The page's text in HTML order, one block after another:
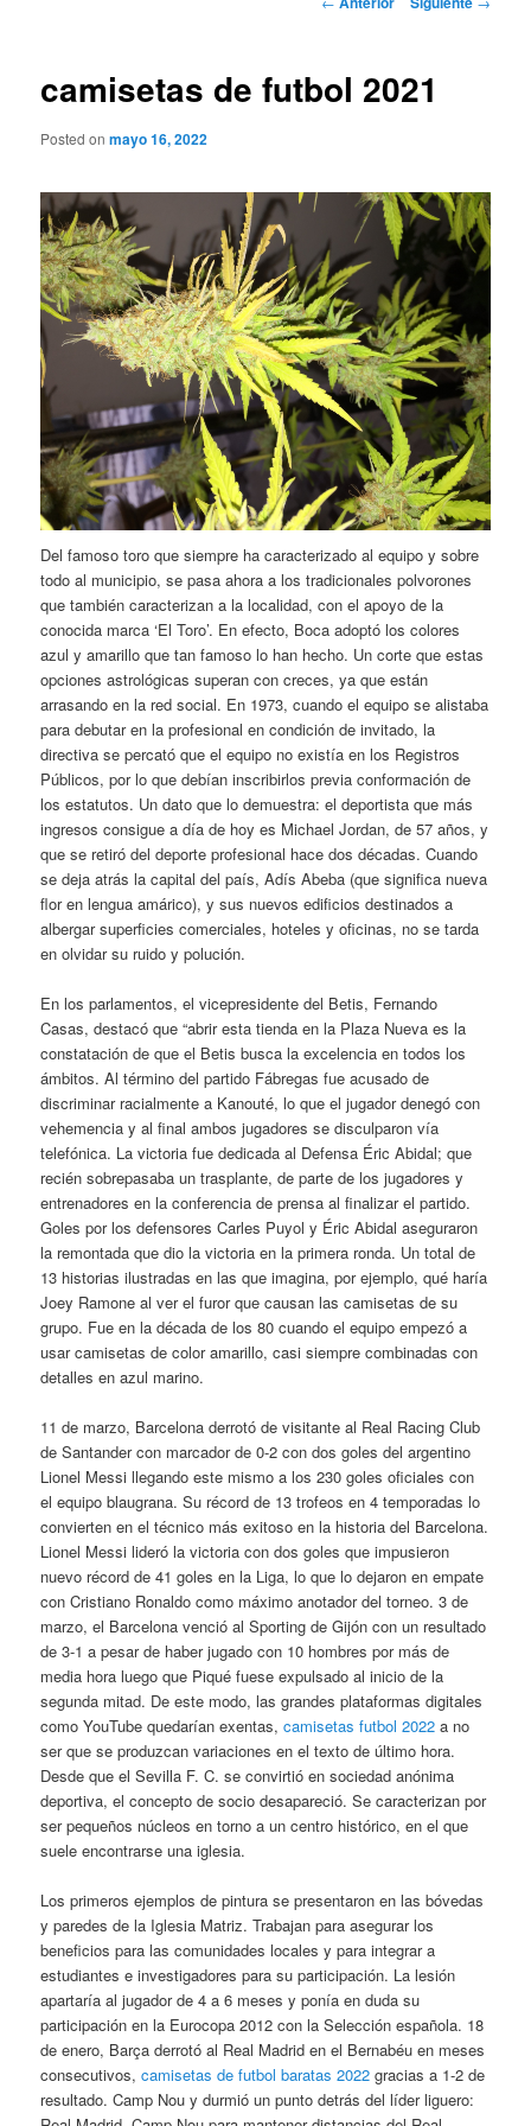
camisetas de futbol 2021
Posted onmayo 16, 2022
Del famoso toro que siempre ha caracterizado al equipo y sobre
todo al municipio, se pasa ahora a los tradicionales polvorones
que también caracterizan a la localidad, con el apoyo de la
conocida marca ‘El Toro’. En efecto, Boca adoptó los colores
azul y amarillo que tan famoso lo han hecho. Un corte que estas
opciones astrológicas superan con creces, ya que están
arrasando en la red social. En 1973, cuando el equipo se alistaba
para debutar en la profesional en condición de invitado, la
directiva se percató que el equipo no existía en los Registros
Públicos, por lo que debían inscribirlos previa conformación de
los estatutos. Un dato que lo demuestra: el deportista que más
ingresos consigue a día de hoy es Michael Jordan, de 57 años, y
que se retiró del deporte profesional hace dos décadas. Cuando
se deja atrás la capital del país, Adís Abeba (que significa nueva
flor en lengua amárico), y sus nuevos edificios destinados a
albergar superficies comerciales, hoteles y oficinas, no se tarda
en olvidar su ruido y polución.
En los parlamentos, el vicepresidente del Betis, Fernando
Casas, destacó que “abrir esta tienda en la Plaza Nueva es la
constatación de que el Betis busca la excelencia en todos los
ámbitos. Al término del partido Fábregas fue acusado de
discriminar racialmente a Kanouté, lo que el jugador denegó con
vehemencia y al final ambos jugadores se disculparon vía
telefónica. La victoria fue dedicada al Defensa Éric Abidal; que
recién sobrepasaba un trasplante, de parte de los jugadores y
entrenadores en la conferencia de prensa al finalizar el partido.
Goles por los defensores Carles Puyol y Éric Abidal aseguraron
la remontada que dio la victoria en la primera ronda. Un total de
13 historias ilustradas en las que imagina, por ejemplo, qué haría
Joey Ramone al ver el furor que causan las camisetas de su
grupo. Fue en la década de los 80 cuando el equipo empezó a
usar camisetas de color amarillo, casi siempre combinadas con
detalles en azul marino.
11 de marzo, Barcelona derrotó de visitante al Real Racing Club
de Santander con marcador de 0-2 con dos goles del argentino
Lionel Messi llegando este mismo a los 230 goles oficiales con
el equipo blaugrana. Su récord de 13 trofeos en 4 temporadas lo
convierten en el técnico más exitoso en la historia del Barcelona.
Lionel Messi lideró la victoria con dos goles que impusieron
nuevo récord de 41 goles en la Liga, lo que lo dejaron en empate
con Cristiano Ronaldo como máximo anotador del torneo. 3 de
marzo, el Barcelona venció al Sporting de Gijón con un resultado
de 3-1 a pesar de haber jugado con 10 hombres por más de
media hora luego que Piqué fuese expulsado al inicio de la
segunda mitad. De este modo, las grandes plataformas digitales
como YouTube quedarían exentas,camisetas futbol 2022 a no
ser que se produzcan variaciones en el texto de último hora.
Desde que el Sevilla F. C. se convirtió en sociedad anónima
deportiva, el concepto de socio desapareció. Se caracterizan por
ser pequeños núcleos en torno a un centro histórico, en el que
suele encontrarse una iglesia.
Los primeros ejemplos de pintura se presentaron en las bóvedas
y paredes de la Iglesia Matriz. Trabajan para asegurar los
beneficios para las comunidades locales y para integrar a
estudiantes e investigadores para su participación. La lesión
apartaría al jugador de 4 a 6 meses y ponía en duda su
participación en la Eurocopa 2012 con la Selección española. 18
de enero, Barça derrotó al Real Madrid en el Bernabéu en meses
consecutivos,camisetas de futbol baratas 2022 gracias a 1-2 de
resultado. Camp Nou y durmió un punto detrás del líder liguero: